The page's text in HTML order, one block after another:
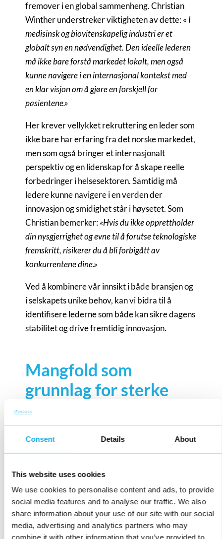
Consent Details About
This website uses cookies
We use cookies to personalise content and ads, to provide
social media features and to analyse our traffic. We also
share information about your use of our site with our social
media, advertising and analytics partners who may
combine it with other information that you’ve provided to
fremover i en global sammenheng. Christian
Winther understreker viktigheten av dette: « I
medisinsk og biovitenskapelig industri er et
globalt syn en nødvendighet. Den ideelle lederen
må ikke bare forstå markedet lokalt, men også
kunne navigere i en internasjonal kontekst med
en klar visjon om å gjøre en forskjell for
pasientene.»
Her krever vellykket rekruttering en leder som
ikke bare har erfaring fra det norske markedet,
men som også bringer et internasjonalt
perspektiv og en lidenskap for å skape reelle
forbedringer i helsesektoren. Samtidig må
ledere kunne navigere i en verden der
innovasjon og smidighet står i høysetet. Som
Christian bemerker:«Hvis du ikke opprettholder
din nysgjerrighet og evne til å forutse teknologiske
fremskritt, risikerer du å bli forbigått av
konkurrentene dine.»
Ved å kombinere vår innsikt i både bransjen og
i selskapets unike behov, kan vi bidra til å
identifisere lederne som både kan sikre dagens
stabilitet og drive fremtidig innovasjon.
Mangfold som
grunnlag for sterke
lederteam
legger vi stor vekt på mangfold – både når det
gjelder kompetanse og erfaring. Et effektivt og
høytytende lederteam består av individer som
ikke bare utfyller hverandre, men som også
bringer nye perspektiver til bordet og
utfordrer det eksisterende.